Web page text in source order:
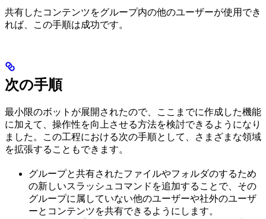
共有したコンテンツをグループ内の他のユーザーが使用でき
れば、この手順は成功です。
次の手順
最小限のボットが展開されたので、ここまでに作成した機能
に加えて、操作性を向上させる方法を検討できるようになり
ました。この工程における次の手順として、さまざまな領域
を拡張することもできます。
グループと共有されたファイルやフォルダのするため
の新しいスラッシュコマンドを追加することで、その
グループに属していない他のユーザーや社外のユーザ
ーとコンテンツを共有できるようにします。